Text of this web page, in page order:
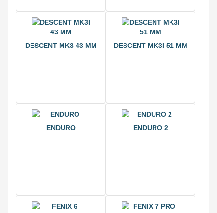
DESCENT MK3 43 ММ DESCENT MK3I 51 ММ
ENDURO ENDURO 2